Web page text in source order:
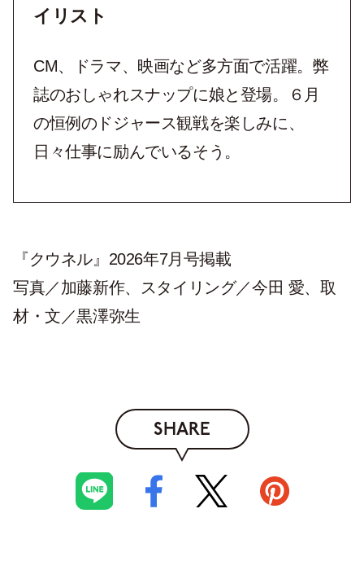
イリスト
CM、ドラマ、映画など多方面で活躍。弊
誌のおしゃれスナップに娘と登場。６月
の恒例のドジャース観戦を楽しみに、
日々仕事に励んでいるそう。
『クウネル』2026年7月号掲載
写真／加藤新作、スタイリング／今田 愛、取
材・文／黒澤弥生
SHARE